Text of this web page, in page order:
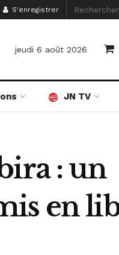
S'enregistrer
jeudi 6 août 2026
JN TV
: un
en